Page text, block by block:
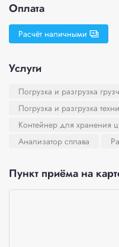
Оплата
Расчёт наличными
Услуги
Погрузка и разгрузка
Погрузка и разгрузка
Контейнер для хранения
Анализатор сплава
Пункт приёма на